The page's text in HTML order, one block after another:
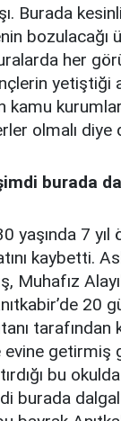
Burada
bozulacağı
her
yetiştiği
olmalı diye
burada
yaşında 7 yıl
kaybetti.
Muhafız
20
tarafından
evine getirmiş
bu
burada